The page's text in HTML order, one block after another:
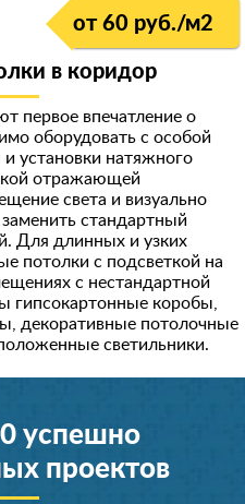
от 60 руб./м2
в коридор
первое впечатление о
оборудовать с особой
установки натяжного
отражающей
света и визуально
стандартный
Для длинных и узких
потолки с подсветкой на
с нестандартной
гипсокартонные коробы,
декоративные потолочные
светильники.
успешно
проектов